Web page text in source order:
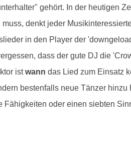
gehört. In der heutigen
denkt jeder
in den Player der
dass der gute DJ die
istwann das Lied zum Einsatz
bestenfalls neue Tänzer
oder einen siebten